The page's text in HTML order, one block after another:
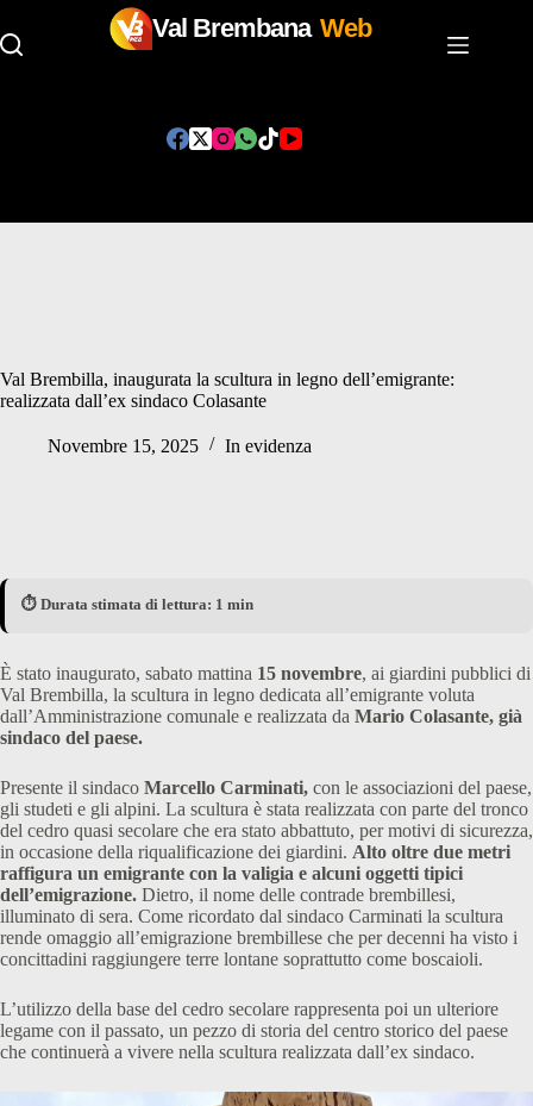
Val Brembana Web
Val Brembilla, inaugurata la scultura in legno dell’emigrante:
realizzata dall’ex sindaco Colasante
Novembre 15, 2025 In evidenza
⏱️ Durata stimata di lettura: 1 min
È stato inaugurato, sabato mattina 15 novembre, ai giardini pubblici di
Val Brembilla, la scultura in legno dedicata all’emigrante voluta
dall’Amministrazione comunale e realizzata da Mario Colasante, già
sindaco del paese.
Presente il sindaco Marcello Carminati, con le associazioni del paese,
gli studeti e gli alpini. La scultura è stata realizzata con parte del tronco
del cedro quasi secolare che era stato abbattuto, per motivi di sicurezza,
in occasione della riqualificazione dei giardini. Alto oltre due metri
raffigura un emigrante con la valigia e alcuni oggetti tipici
dell’emigrazione. Dietro, il nome delle contrade brembillesi,
illuminato di sera. Come ricordato dal sindaco Carminati la scultura
rende omaggio all’emigrazione brembillese che per decenni ha visto i
concittadini raggiungere terre lontane soprattutto come boscaioli.
L’utilizzo della base del cedro secolare rappresenta poi un ulteriore
legame con il passato, un pezzo di storia del centro storico del paese
che continuerà a vivere nella scultura realizzata dall’ex sindaco.